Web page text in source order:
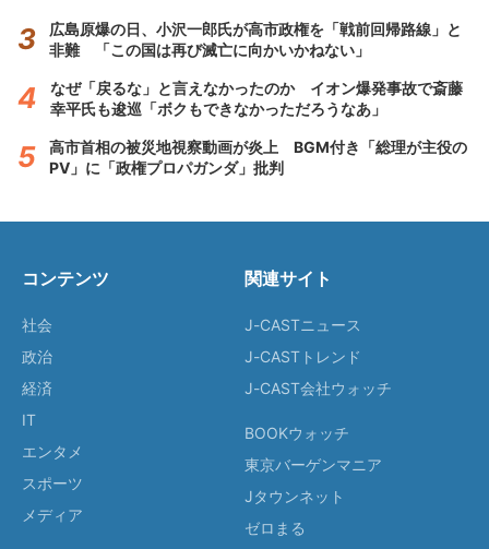
広島原爆の日、小沢一郎氏が高市政権を「戦前回帰路線」と
非難 「この国は再び滅亡に向かいかねない」
なぜ「戻るな」と言えなかったのか イオン爆発事故で斎藤
幸平氏も逡巡「ボクもできなかっただろうなあ」
高市首相の被災地視察動画が炎上 BGM付き「総理が主役の
PV」に「政権プロパガンダ」批判
コンテンツ
社会
政治
経済
IT
エンタメ
スポーツ
メディア
関連サイト
J-CASTニュース
J-CASTトレンド
J-CAST会社ウォッチ
BOOKウォッチ
東京バーゲンマニア
Jタウンネット
ゼロまる